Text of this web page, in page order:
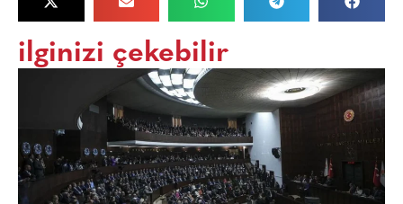
ilginizi çekebilir